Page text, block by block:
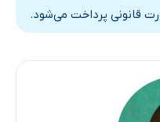
قانونی پرداخت می‌شود.